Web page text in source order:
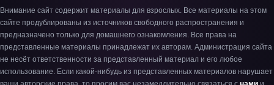
Внимание сайт содержит материалы для взрослых. Все материалы на этом
сайте продублированы из источников свободного распространения и
предназначено только для домашнего ознакомления. Все права на
представленные материалы принадлежат их авторам. Администрация сайта
не несёт ответственности за представленный материал и его любое
использование. Если какой-нибудь из представленных материалов нарушает